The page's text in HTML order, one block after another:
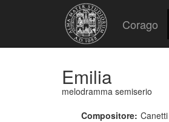
Corago
Emilia
melodramma semiserio
Compositore: